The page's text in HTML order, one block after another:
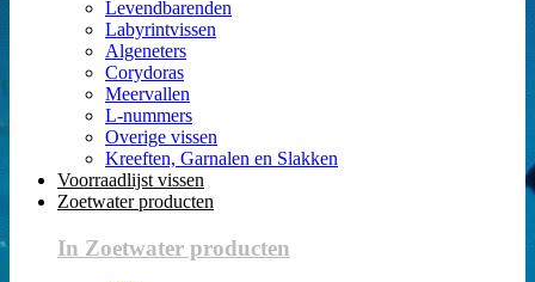
Levendbarenden
Labyrintvissen
Algeneters
Corydoras
Meervallen
L-nummers
Overige vissen
Kreeften, Garnalen en Slakken
Voorraadlijst vissen
Zoetwater producten
In Zoetwater producten